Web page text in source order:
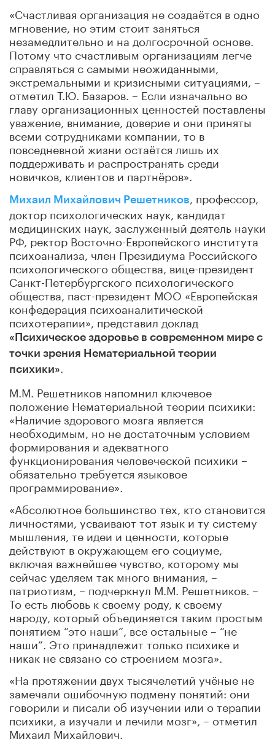
«Счастливая организация не создаётся в одно
мгновение, но этим стоит заняться
незамедлительно и на долгосрочной основе.
Потому что счастливым организациям легче
справляться с самыми неожиданными,
экстремальными и кризисными ситуациями, –
отметил Т.Ю. Базаров. – Если изначально во
главу организационных ценностей поставлены
уважение, внимание, доверие и они приняты
всеми сотрудниками компании, то в
повседневной жизни остаётся лишь их
поддерживать и распространять среди
новичков, клиентов и партнёров».
Михаил Михайлович Решетников
, профессор,
доктор психологических наук, кандидат
медицинских наук, заслуженный деятель науки
РФ, ректор Восточно-Европейского института
психоанализа, член Президиума Российского
психологического общества, вице-президент
Санкт-Петербургского психологического
общества, паст-президент МОО «Европейская
конфедерация психоаналитической
психотерапии», представил доклад
«Психическое здоровье в современном мире с
точки зрения Нематериальной теории
психики»
М.М. Решетников напомнил ключевое
положение Нематериальной теории психики:
«Наличие здорового мозга является
необходимым, но не достаточным условием
формирования и адекватного
функционирования человеческой психики –
обязательно требуется языковое
программирование».
«Абсолютное большинство тех, кто становится
личностями, усваивают тот язык и ту систему
мышления, те идеи и ценности, которые
действуют в окружающем его социуме,
включая важнейшее чувство, которому мы
сейчас уделяем так много внимания, –
патриотизм, – подчеркнул М.М. Решетников. –
То есть любовь к своему роду, к своему
народу, который объединяется таким простым
понятием “это наши”, все остальные – “не
наши”. Это принадлежит только психике и
никак не связано со строением мозга».
«На протяжении двух тысячелетий учёные не
замечали ошибочную подмену понятий: они
говорили и писали об изучении или о терапии
психики, а изучали и лечили мозг», – отметил
Михаил Михайлович.